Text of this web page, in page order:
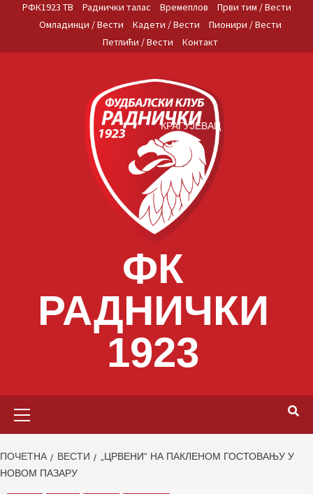
РФК1923 ТВ Раднички талас Времеплов
Први тим / Вести
Омладинци / Вести
Кадети / Вести
Пионири / Вести
Петлићи / Вести
Контакт
ФК
РАДНИЧКИ
1923
КРАГУЈЕВАЦ
ПОЧЕТНА ВЕСТИ
„ЦРВЕНИ“ НА ПАКЛЕНОМ ГОСТОВАЊУ У
НОВОМ ПАЗАРУ